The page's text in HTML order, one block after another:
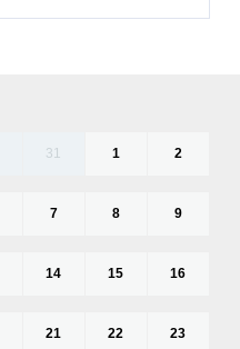
31 1 2
7 8 9
14 15 16
21 22 23